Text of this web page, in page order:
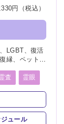
円（税込）
LGBT、復活
縁、ペット、
査 霊眼
後霊
波動修正
ュール